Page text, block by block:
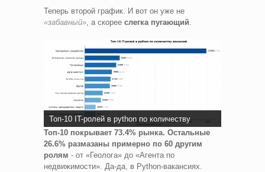
Теперь второй график. И вот он уже не
«забавный», а скорее слегка пугающий.
Топ-10 IT-ролей в python по количеству
Топ-10 покрывает 73.4% рынка. Остальные
26.6% размазаны примерно по 60 другим
ролям - от «Геолога» до «Агента по
недвижимости». Да-да, в Python-вакансиях.